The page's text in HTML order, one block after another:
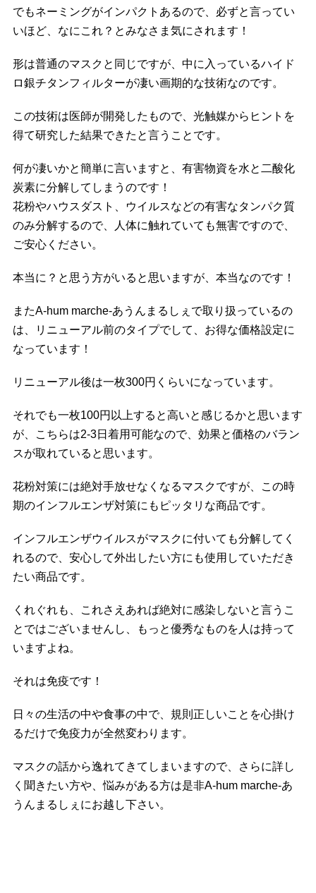
でもネーミングがインパクトあるので、必ずと言ってい
いほど、なにこれ？とみなさま気にされます！
形は普通のマスクと同じですが、中に入っているハイド
ロ銀チタンフィルターが凄い画期的な技術なのです。
この技術は医師が開発したもので、光触媒からヒントを
得て研究した結果できたと言うことです。
何が凄いかと簡単に言いますと、有害物資を水と二酸化
炭素に分解してしまうのです！
花粉やハウスダスト、ウイルスなどの有害なタンパク質
のみ分解するので、人体に触れていても無害ですので、
ご安心ください。
本当に？と思う方がいると思いますが、本当なのです！
またA-hum marche-あうんまるしぇで取り扱っているの
は、リニューアル前のタイプでして、お得な価格設定に
なっています！
リニューアル後は一枚300円くらいになっています。
それでも一枚100円以上すると高いと感じるかと思います
が、こちらは2-3日着用可能なので、効果と価格のバラン
スが取れていると思います。
花粉対策には絶対手放せなくなるマスクですが、この時
期のインフルエンザ対策にもピッタリな商品です。
インフルエンザウイルスがマスクに付いても分解してく
れるので、安心して外出したい方にも使用していただき
たい商品です。
くれぐれも、これさえあれば絶対に感染しないと言うこ
とではございませんし、もっと優秀なものを人は持って
いますよね。
それは免疫です！
日々の生活の中や食事の中で、規則正しいことを心掛け
るだけで免疫力が全然変わります。
マスクの話から逸れてきてしまいますので、さらに詳し
く聞きたい方や、悩みがある方は是非A-hum marche-あ
うんまるしぇにお越し下さい。